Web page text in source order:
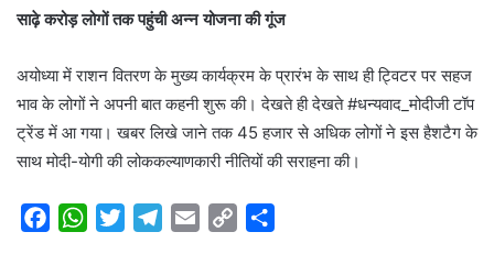
साढ़े करोड़ लोगों तक पहुंची अन्न योजना की गूंज
अयोध्या में राशन वितरण के मुख्य कार्यक्रम के प्रारंभ के साथ ही ट्विटर पर सहज
भाव के लोगों ने अपनी बात कहनी शुरू की। देखते ही देखते #धन्यवाद_मोदीजी टॉप
ट्रेंड में आ गया। खबर लिखे जाने तक 45 हजार से अधिक लोगों ने इस हैशटैग के
साथ मोदी-योगी की लोककल्याणकारी नीतियों की सराहना की।
W